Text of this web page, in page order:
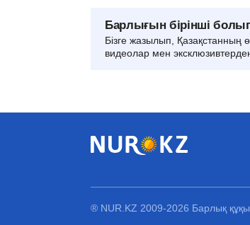
Барлығын бірінші
Бізге жазылып, Қазақстанның
видеолар мен
® NUR.KZ 2009-2026 Барлық